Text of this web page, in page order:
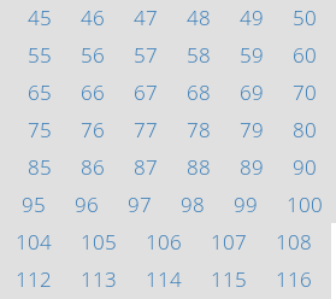
45 46 47 48 49
50
55 56 57 58 59
60
65 66 67 68 69
70
75 76 77 78 79
80
85 86 87 88 89
90
95 96 97 98 99
100
104 105 106 107
108
112 113 114 115
116